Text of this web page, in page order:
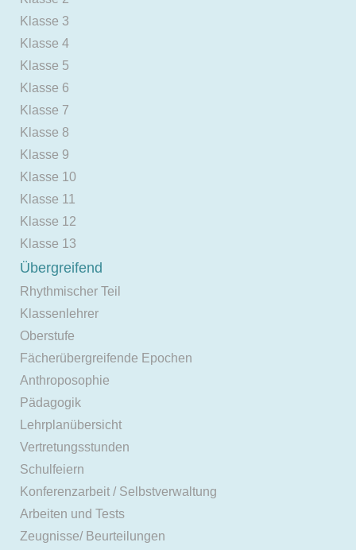
Klasse 3
Klasse 4
Klasse 5
Klasse 6
Klasse 7
Klasse 8
Klasse 9
Klasse 10
Klasse 11
Klasse 12
Klasse 13
Übergreifend
Rhythmischer Teil
Klassenlehrer
Oberstufe
Fächerübergreifende Epochen
Anthroposophie
Pädagogik
Lehrplanübersicht
Vertretungsstunden
Schulfeiern
Konferenzarbeit / Selbstverwaltung
Arbeiten und Tests
Zeugnisse/ Beurteilungen